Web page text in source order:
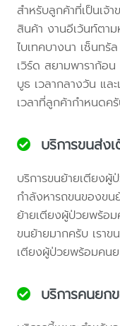
สำหรับลูกค้าที่เป็นเจ้
สินค้า งานอีเว้นท์ตา
ไบเทคบางนา เซ็นท
เวิร์ด สยามพาราก้อ
บูธ เวลากลางวัน แ
เวลาที่ลูกค้ากำหนดค
บริการขนส่ง
บริการขนย้ายเตียงผู้
กำลังหารถขนของขน
ย้ายเตียงผู้ป่วยพร้อ
ขนย้ายมากครับ เราข
เตียงผู้ป่วยพร้อมคน
บริการคนยก